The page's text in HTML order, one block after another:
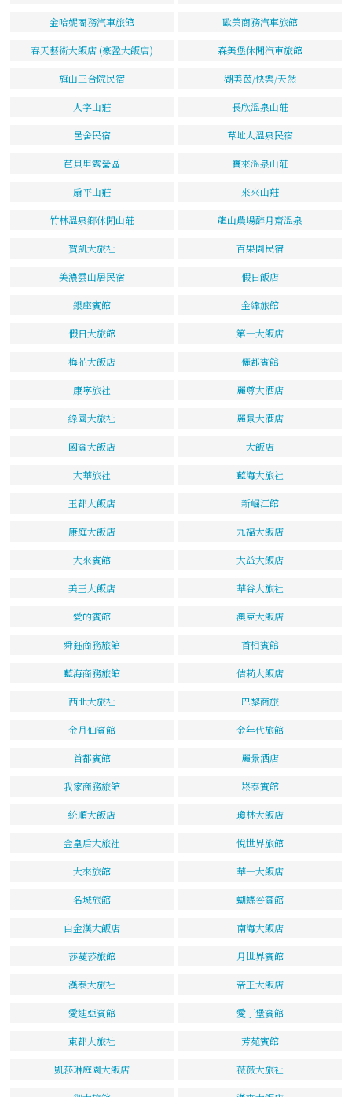
金哈妮商務汽車旅館 歐美商務汽車旅館
春天藝術大飯店 (豪盈大飯店) 森美堡休閒汽車旅館
旗山三合院民宿 湖美茵/快樂/天然
人字山莊 長欣溫泉山莊
邑舍民宿 草地人溫泉民宿
芭貝里露營區 寶來溫泉山莊
扇平山莊 來來山莊
竹林溫泉鄉休閒山莊 龍山農場醉月齋溫泉
賀凱大旅社 百果園民宿
美濃雲山居民宿 假日飯店
銀座賓館 金緯旅館
假日大旅館 第一大飯店
梅花大飯店 儷都賓館
康寧旅社 麗尊大酒店
綠園大旅社 麗景大酒店
國賓大飯店 大飯店
大華旅社 藍海大旅社
玉都大飯店 新崛江館
康庭大飯店 九福大飯店
大來賓館 大益大飯店
美王大飯店 華谷大旅社
愛的賓館 澳克大飯店
舜鈺商務旅館 首相賓館
藍海商務旅館 佶莉大飯店
西北大旅社 巴黎商旅
金月仙賓館 金年代旅館
首都賓館 麗景酒店
我家商務旅館 崧泰賓館
統順大飯店 瓊林大飯店
金皇后大旅社 悅世界旅館
大來旅館 華一大飯店
名城旅館 蝴蝶谷賓館
白金漢大飯店 南海大飯店
莎蔓莎旅館 月世界賓館
漢泰大旅社 帝王大飯店
愛迪亞賓館 愛丁堡賓館
東都大旅社 芳苑賓館
凱莎琳庭園大飯店 薇薇大旅社